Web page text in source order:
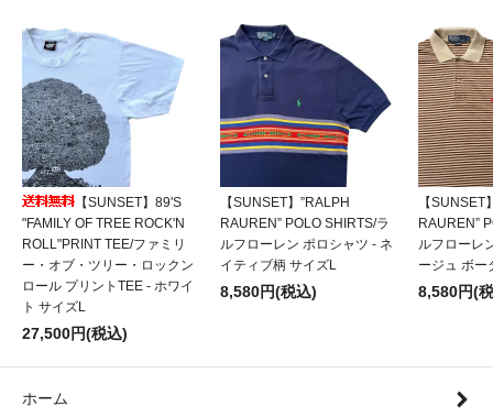
【SUNSET】89'S
"FAMILY OF TREE ROCK'N
ROLL"PRINT TEE/ファミリ
ー・オブ・ツリー・ロックン
ロール プリントTEE - ホワイ
ト サイズL
27,500円(税込)
【SUNSET】”RALPH
RAUREN” POLO SHIRTS/ラ
ルフローレン ポロシャツ - ネ
イティブ柄 サイズL
8,580円(税込)
【SUNSET
RAUREN”
ルフローレ
ージュ ボー
8,580円(
ホーム